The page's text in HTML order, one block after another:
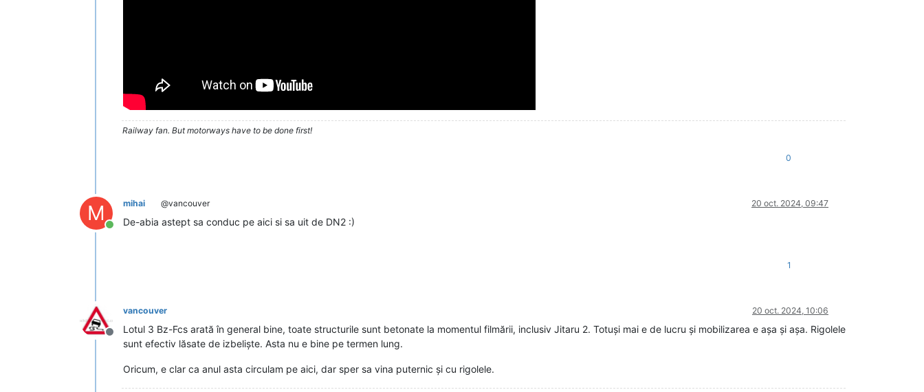
Railway fan. But motorways have to be done first!
0
M
Conectat
mihai @vancouver 20 oct. 2024, 09:47
De-abia astept sa conduc pe aici si sa uit de DN2 :)
1
Deconectat
vancouver 20 oct. 2024, 10:06
Lotul 3 Bz-Fcs arată în general bine, toate structurile sunt betonate la momentul filmării, inclusiv Jitaru 2. Totuși mai e de lucru și mobilizarea e așa și așa. Rigolele
sunt efectiv lăsate de izbeliște. Asta nu e bine pe termen lung.
Oricum, e clar ca anul asta circulam pe aici, dar sper sa vina puternic și cu rigolele.